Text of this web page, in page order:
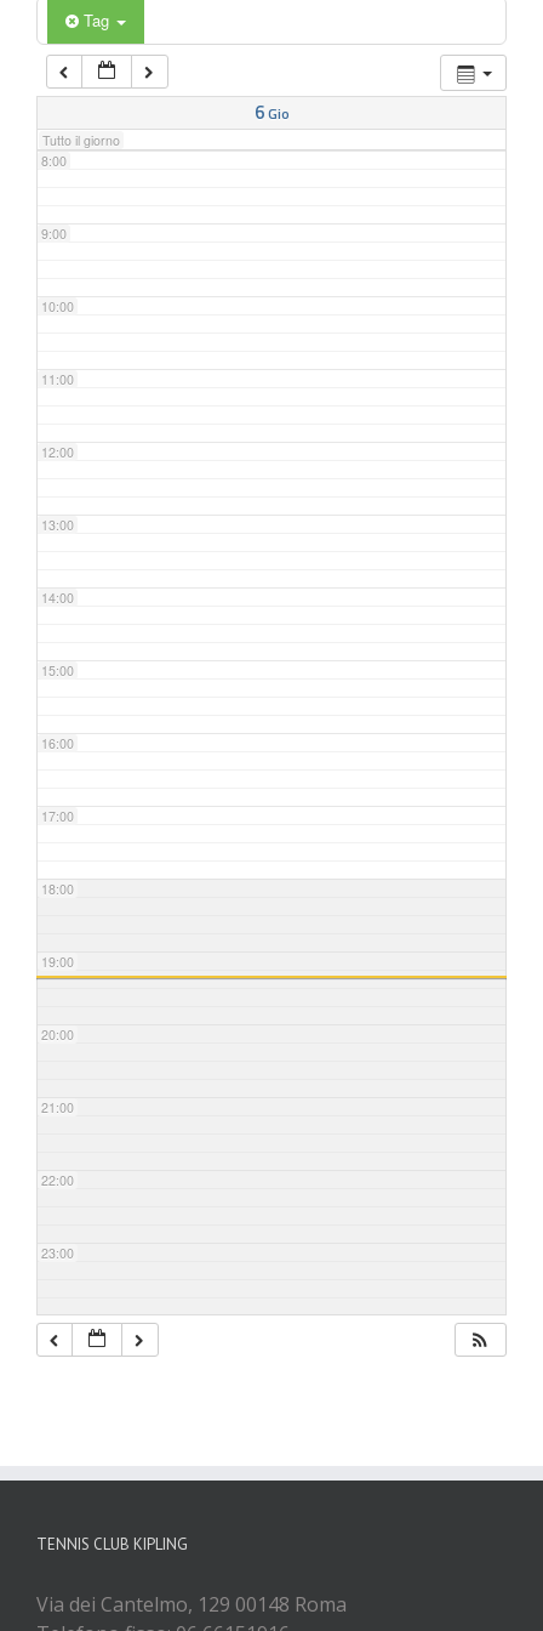
Tag
6Gio
Tutto il giorno
6:00
7:00
8:00
9:00
10:00
11:00
12:00
13:00
14:00
15:00
16:00
17:00
18:00
19:00
20:00
21:00
22:00
23:00
TENNIS CLUB KIPLING
Via dei Cantelmo, 129 00148 Roma